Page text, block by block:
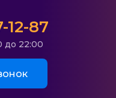
12-87
до 22:00